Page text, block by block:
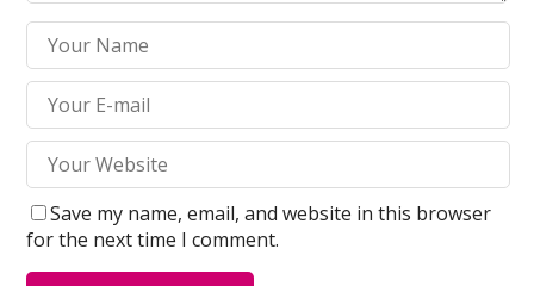
Save my name, email, and website in this browser
for the next time I comment.